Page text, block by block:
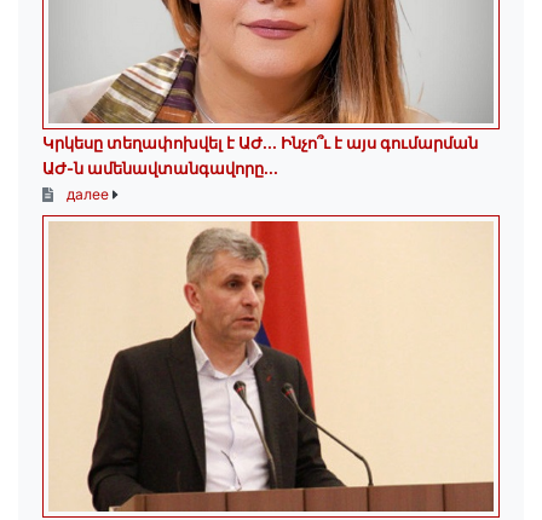
Կրկեսը տեղափոխվել է ԱԺ... Ինչո՞ւ է այս գումարման
ԱԺ-ն ամենավտանգավորը...
далее